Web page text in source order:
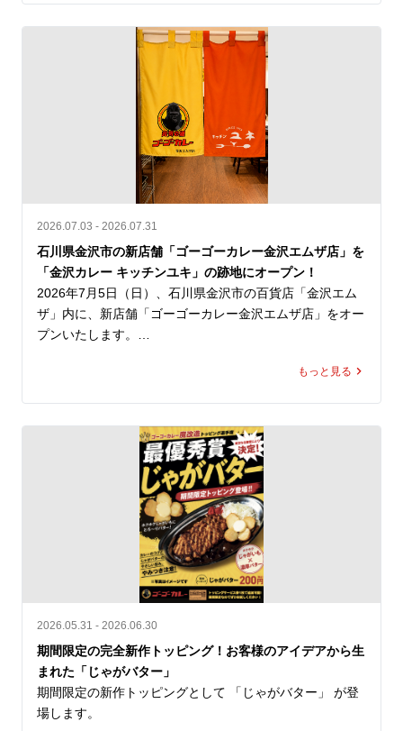
また、被災地で救助・復旧活動に尽力されている行政・自
治体・医療関係者・ボランティアの皆さまへ深く敬意を表
ゴーゴーカレーは、一日も早い復旧・復興を願い、「ゴー
ゴーカレー熊本地方支援」を実施いたします。
支援内容
① 国内のゴーゴーカレーグループ全店舗で募金活動を実
施
2026年7月31日（金）より順次、国内のゴーゴーカレーグ
ループ全店舗に募金箱を設置し、義援金の募集を開始して
おります。
② 8月5日「ゴーゴーデー」売上の一部を寄付
8月5日（水）の「ゴーゴーデー」における国内ゴーゴーカ
レーグループ全店舗の売上（税抜）の5％（カレー1食あた
り約50円相当）を義援金として寄付します。※1,000円の
商品をご購入いただいた場合
全国のお客様からいただく一皿一皿のご利用を、熊本地方
への支援につなげてまいります。
③ ゴーゴーカレーレトルト5,000食を支援物資として準備
ゴーカレーレトルト5,000食を支援物資として要請をいた
だいた後、なるべく速やかに届けることができる体制を整
えております。
必要とされる場所へ、必要なタイミングで、迅速に物資を
2026.07.03 - 2026.07.31
石川県金沢市の新店舗「ゴーゴーカレー金沢エムザ店」を
「金沢カレー キッチンユキ」の跡地にオープン！
2026年7月5日（日）、石川県金沢市の百貨店「金沢エム
ザ」内に、新店舗「ゴーゴーカレー金沢エムザ店」をオー
プンいたします。
同区画は、これまで「金沢カレー キッチンユキ」が営業
している老舗であり、昔ながらの洋食文化と、濃厚でマイ
ルドな「金沢ブラックカレー」を通じて、多くのお客様に
親しまれてきました。
「ゴーゴーカレー金沢エムザ店」は、単なる新店ではな
く、金沢カレーの文化をこの地に継承する店舗としてオー
なんと…ゴーゴーカレー店内で「キッチンユキのカレー」
を販売！
ゴーゴーカレー金沢エムザ店内で「キッチンユキ金沢ブラ
ックカレー（中サイズのみ）」がご注文可能となります。
金沢カレーを愛してくださる皆さまへ、そしてキッチンユ
キを愛してこられた皆さまへ、「この場所の味の記憶を、
もっと見る
2026.05.31 - 2026.06.30
期間限定の完全新作トッピング！お客様のアイデアから生
まれた「じゃがバター」
期間限定の新作トッピングとして 「じゃがバター」 が登
場します。